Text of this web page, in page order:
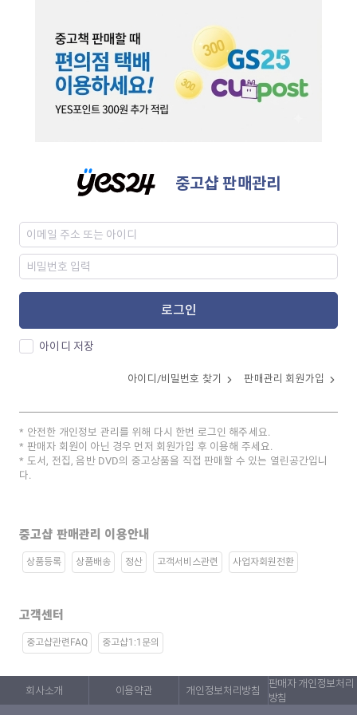
중고샵 판매관리
로그인
아이디 저장
아이디/비밀번호 찾기 판매관리 회원가입
안전한 개인정보 관리를 위해 다시 한번 로그인 해주세요.
판매자 회원이 아닌 경우 먼저 회원가입 후 이용해 주세요.
도서, 전집, 음반 DVD의 중고상품을 직접 판매할 수 있는 열린공간입니
다.
중고샵 판매관리 이용안내
상품등록 상품배송 정산 고객서비스관련 사업자회원전환
고객센터
중고샵관련FAQ 중고샵1:1문의
회사소개 이용약관 개인정보처리방침
판매자 개인정보처리
방침